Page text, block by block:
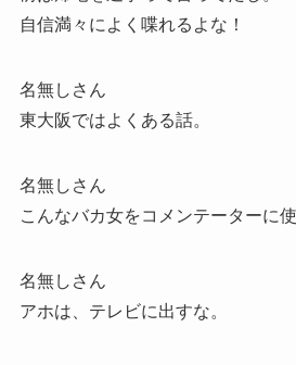
自信満々によく喋れるよな！
名無しさん
東大阪ではよくある話。
名無しさん
こんなバカ女をコメンテーターに使
名無しさん
アホは、テレビに出すな。